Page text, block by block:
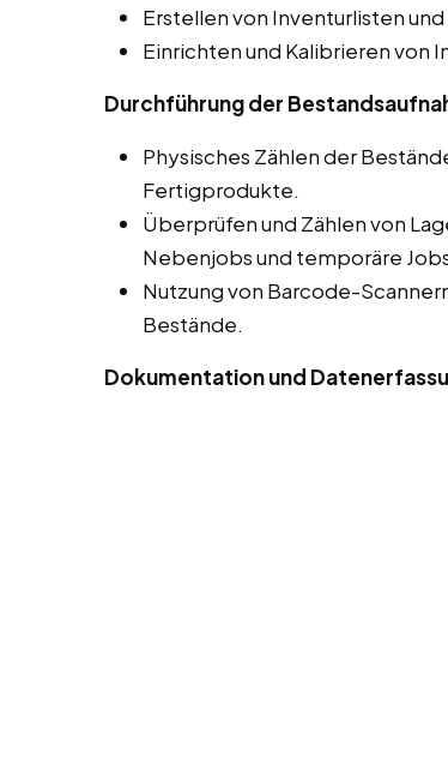
Erstellen von Inventurlisten
Einrichten und Kalibrieren von
Durchführung der
Physisches Zählen der
Fertigprodukte.
Überprüfen und Zählen von
Nebenjobs und temporäre
Nutzung von Barcode-
Bestände.
Dokumentation und